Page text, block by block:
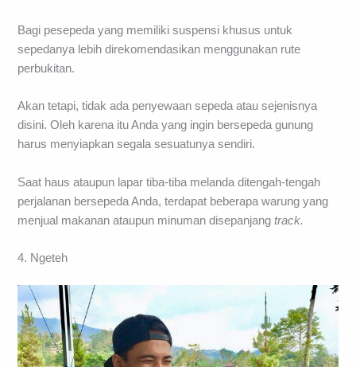
Bagi pesepeda yang memiliki suspensi khusus untuk
sepedanya lebih direkomendasikan menggunakan rute
perbukitan.
Akan tetapi, tidak ada penyewaan sepeda atau sejenisnya
disini. Oleh karena itu Anda yang ingin bersepeda gunung
harus menyiapkan segala sesuatunya sendiri.
Saat haus ataupun lapar tiba-tiba melanda ditengah-tengah
perjalanan bersepeda Anda, terdapat beberapa warung yang
menjual makanan ataupun minuman disepanjangtrack.
4. Ngeteh